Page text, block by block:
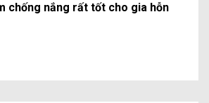
chống nắng rất tốt cho gia hỗn